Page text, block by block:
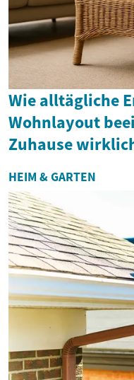
Wie alltägliche
Wohnlayout
Zuhause
HEIM & GARTEN